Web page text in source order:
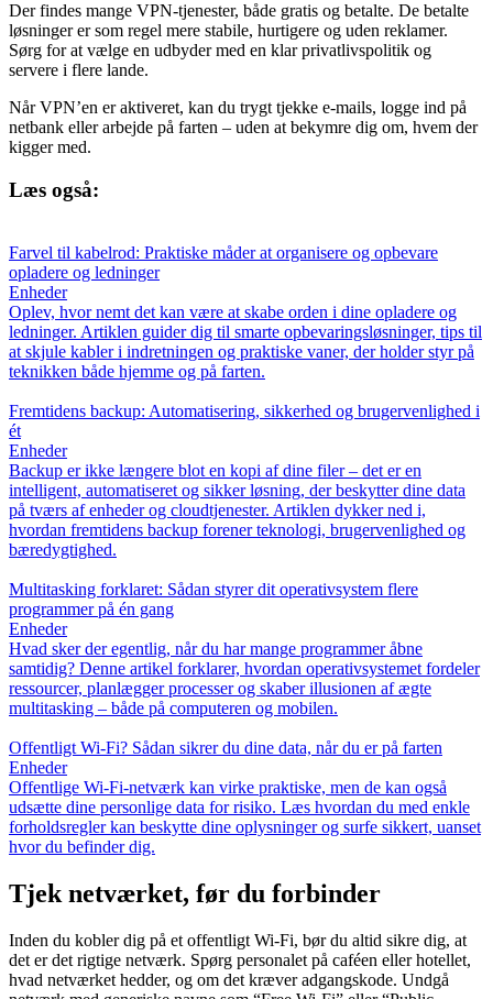
Der findes mange VPN-tjenester, både gratis og betalte. De betalte
løsninger er som regel mere stabile, hurtigere og uden reklamer.
Sørg for at vælge en udbyder med en klar privatlivspolitik og
servere i flere lande.
Når VPN’en er aktiveret, kan du trygt tjekke e-mails, logge ind på
netbank eller arbejde på farten – uden at bekymre dig om, hvem der
kigger med.
Læs også:
Farvel til kabelrod: Praktiske måder at organisere og opbevare
opladere og ledninger
Enheder
Oplev, hvor nemt det kan være at skabe orden i dine opladere og
ledninger. Artiklen guider dig til smarte opbevaringsløsninger, tips til
at skjule kabler i indretningen og praktiske vaner, der holder styr på
teknikken både hjemme og på farten.
Fremtidens backup: Automatisering, sikkerhed og brugervenlighed i
ét
Enheder
Backup er ikke længere blot en kopi af dine filer – det er en
intelligent, automatiseret og sikker løsning, der beskytter dine data
på tværs af enheder og cloudtjenester. Artiklen dykker ned i,
hvordan fremtidens backup forener teknologi, brugervenlighed og
bæredygtighed.
Multitasking forklaret: Sådan styrer dit operativsystem flere
programmer på én gang
Enheder
Hvad sker der egentlig, når du har mange programmer åbne
samtidig? Denne artikel forklarer, hvordan operativsystemet fordeler
ressourcer, planlægger processer og skaber illusionen af ægte
multitasking – både på computeren og mobilen.
Offentligt Wi-Fi? Sådan sikrer du dine data, når du er på farten
Enheder
Offentlige Wi-Fi-netværk kan virke praktiske, men de kan også
udsætte dine personlige data for risiko. Læs hvordan du med enkle
forholdsregler kan beskytte dine oplysninger og surfe sikkert, uanset
hvor du befinder dig.
Tjek netværket, før du forbinder
Inden du kobler dig på et offentligt Wi-Fi, bør du altid sikre dig, at
det er det rigtige netværk. Spørg personalet på caféen eller hotellet,
hvad netværket hedder, og om det kræver adgangskode. Undgå